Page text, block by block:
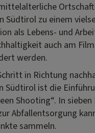
Südtirol zu einem
als Lebens- und
auch am
werden.
in Richtung
Südtirol ist die
Shooting“. In
Abfallentsorgung
sammeln.